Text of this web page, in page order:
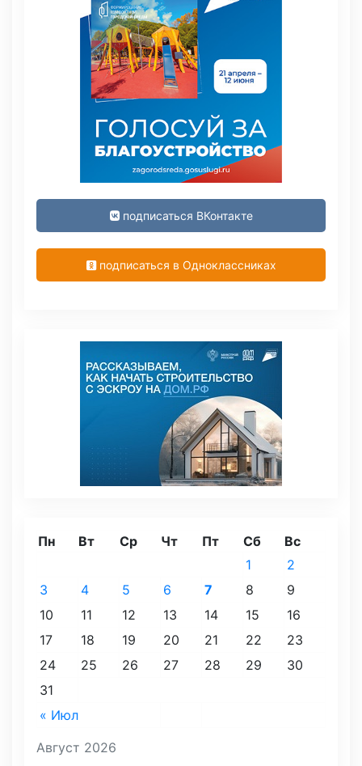
подписаться ВКонтакте
подписаться в Одноклассниках
Август 2026
Пн Вт Ср Чт Пт Сб Вс
« Июл
1
2
3
4 5 6 7 8
9
10
11 12 13 14 15
16
17
18 19 20 21 22
23
24
25 26 27 28 29
30
31